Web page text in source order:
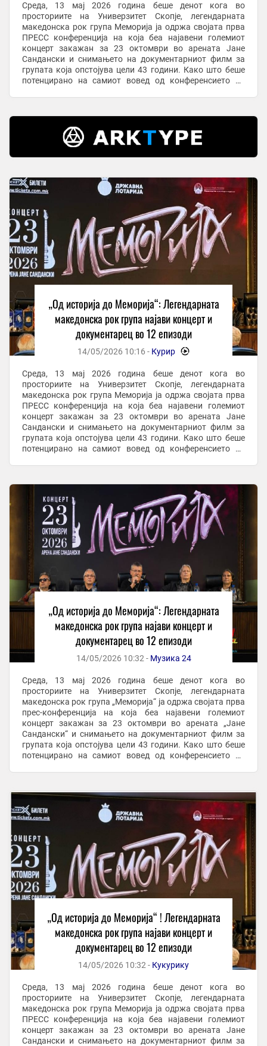
Среда, 13 мај 2026 година беше денот кога во
просториите на Универзитет Скопје, легендарната
македонска рок група Меморија ја одржа својата прва
ПРЕСС конференција на која беа најавени големиот
концерт закажан за 23 октомври во арената Јане
Сандански и снимањето на документарниот филм за
групата која опстојува цели 43 години. Како што беше
потенцирано на самиот вовед од конференсието на
„Од историја до Меморија“: Легендарната
македонска рок група најави концерт и
документарец во 12 епизоди
14/05/2026 10:16 - Курир -
Среда, 13 мај 2026 година беше денот кога во
просториите на Универзитет Скопје, легендарната
македонска рок група Меморија ја одржа својата прва
ПРЕСС конференција на која беа најавени големиот
концерт закажан за 23 октомври во арената Јане
Сандански и снимањето на документарниот филм за
групата која опстојува цели 43 години. Како што беше
потенцирано на самиот вовед од конференсието на
„Од историја до Меморија“: Легендарната
македонска рок група најави концерт и
документарец во 12 епизоди
14/05/2026 10:32 - Музика 24
Среда, 13 мај 2026 година беше денот кога во
просториите на Универзитет Скопје, легендарната
македонска рок група „Меморија“ ја одржа својата прва
прес-конференција на која беа најавени големиот
концерт закажан за 23 октомври во арената „Јане
Сандански“ и снимањето на документарниот филм за
групата која опстојува цели 43 години. Како што беше
потенцирано на самиот вовед од конференсието на
„Од историја до Меморија“ ! Легендарната
македонска рок група најави концерт и
документарец во 12 епизоди
14/05/2026 10:32 - Кукурику
Среда, 13 мај 2026 година беше денот кога во
просториите на Универзитет Скопје, легендарната
македонска рок група Меморија ја одржа својата прва
ПРЕСС конференција на која беа најавени големиот
концерт закажан за 23 октомври во арената Јане
Сандански и снимањето на документарниот филм за